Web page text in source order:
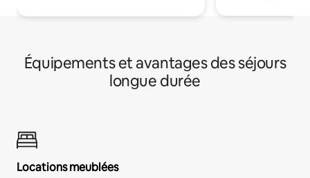
Équipements et avantages des séjours
longue durée
Locations meublées